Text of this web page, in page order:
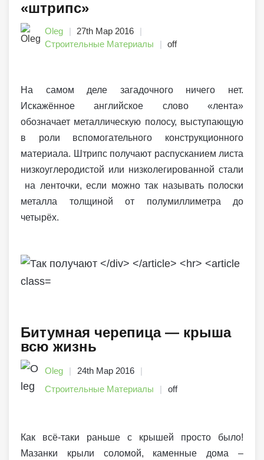
«штрипс»
Oleg
27th Мар 2016
Строительные Материалы
off
На самом деле загадочного ничего нет.
Искажённое английское слово «лента»
обозначает металлическую полосу, выступающую
в роли вспомогательного конструкционного
материала. Штрипс получают распусканием листа
низкоуглеродистой или низколегированной стали
на ленточки, если можно так называть полоски
металла толщиной от полумиллиметра до
четырёх.
Битумная черепица — крыша
всю жизнь
Oleg
24th Мар 2016
Строительные Материалы
off
Как всё-таки раньше с крышей просто было!
Мазанки крыли соломой, каменные дома –